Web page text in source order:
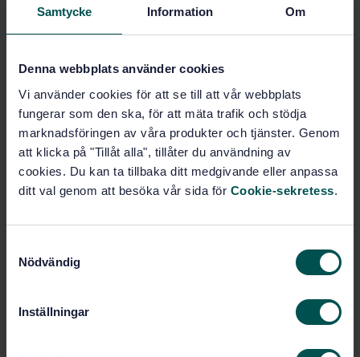
Samtycke Information Om
Denna webbplats använder cookies
Vi använder cookies för att se till att vår webbplats
fungerar som den ska, för att mäta trafik och stödja
marknadsföringen av våra produkter och tjänster. Genom
att klicka på "Tillåt alla", tillåter du användning av
cookies. Du kan ta tillbaka ditt medgivande eller anpassa
ditt val genom att besöka vår sida för Cookie-sekretess.
Nödvändig
Inställningar
PDF
Add to cart
Product information
Language: English
Written by:
Svenska institutet för
standarder
International title:
Edition:1
No of pages: